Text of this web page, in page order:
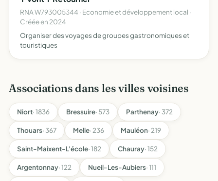
RNA W793005344 · Economie et développement local ·
Créée en 2024
Organiser des voyages de groupes gastronomiques et
touristiques
Associations dans les villes voisines
Niort· 1836 Bressuire· 573 Parthenay· 372
Thouars· 367 Melle· 236 Mauléon· 219
Saint-Maixent-L'école· 182 Chauray· 152
Argentonnay· 122 Nueil-Les-Aubiers· 111